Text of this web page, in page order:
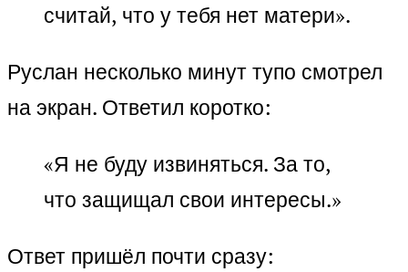
считай, что у тебя нет матери».
Руслан несколько минут тупо смотрел
на экран. Ответил коротко:
«Я не буду извиняться. За то,
что защищал свои интересы.»
Ответ пришёл почти сразу: